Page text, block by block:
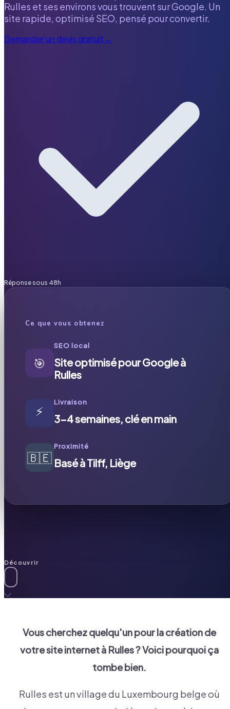
Rulles et ses environs vous trouvent sur Google. Un
site rapide, optimisé SEO, pensé pour convertir.
Demander un devis gratuit→
Réponse sous 48h
Ce que vous obtenez
🎯
SEO local
Site optimisé pour Google à
Rulles
⚡
Livraison
3-4 semaines, clé en main
🇧🇪
Proximité
Basé à Tilff, Liège
Découvrir
Vous cherchez quelqu'un pour la création de
votre site internet à Rulles? Voici pourquoi ça
tombe bien.
Rulles est un village du Luxembourg belge où